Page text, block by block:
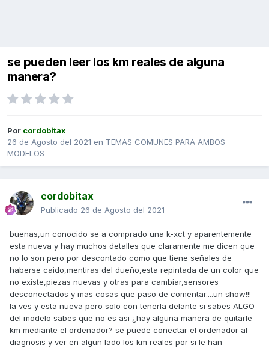
se pueden leer los km reales de alguna
manera?
Por cordobitax
26 de Agosto del 2021 en TEMAS COMUNES PARA AMBOS
MODELOS
cordobitax
Publicado 26 de Agosto del 2021
buenas,un conocido se a comprado una k-xct y aparentemente
esta nueva y hay muchos detalles que claramente me dicen que
no lo son pero por descontado como que tiene señales de
haberse caido,mentiras del dueño,esta repintada de un color que
no existe,piezas nuevas y otras para cambiar,sensores
desconectados y mas cosas que paso de comentar....un show!!!
la ves y esta nueva pero solo con tenerla delante si sabes ALGO
del modelo sabes que no es asi ¿hay alguna manera de quitarle
km mediante el ordenador? se puede conectar el ordenador al
diagnosis y ver en algun lado los km reales por si le han